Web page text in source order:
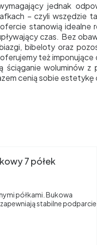
jednak
– czyli wszędzie
stanowią idealne
czas. Bez
bibeloty oraz
też imponujące
ściąganie woluminów
cenią sobie
7 półek
półkami. Bukowa
stabilne podparcie